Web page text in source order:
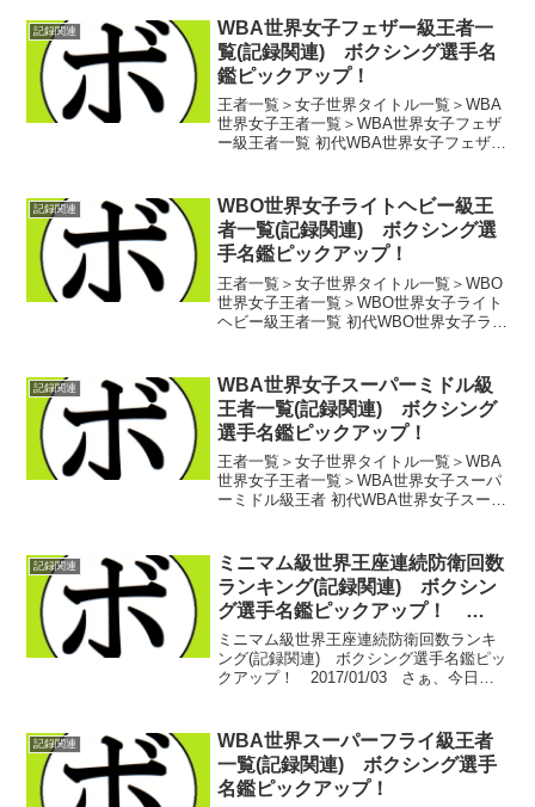
記録関連
WBA世界女子フェザー級王者一
覧(記録関連) ボクシング選手名
鑑ピックアップ！
王者一覧＞女子世界タイトル一覧＞WBA
世界女子王者一覧＞WBA世界女子フェザ
ー級王者一覧 初代WBA世界女子フェザー
(韓)第3代WBA世界女子フェザー級王者
チェ...
記録関連
WBO世界女子ライトヘビー級王
者一覧(記録関連) ボクシング選
手名鑑ピックアップ！
王者一覧＞女子世界タイトル一覧＞WBO
世界女子王者一覧＞WBO世界女子ライト
ヘビー級王者一覧 初代WBO世界女子ライ
イトヘビー級世界王者 クラレッサ・シ
ールズ(米...
記録関連
WBA世界女子スーパーミドル級
王者一覧(記録関連) ボクシング
選手名鑑ピックアップ！
王者一覧＞女子世界タイトル一覧＞WBA
世界女子王者一覧＞WBA世界女子スーパ
ーミドル級王者 初代WBA世界女子スーパ
ミドル級王者 アリシア・ナポレオン(米)
第3代...
記録関連
ミニマム級世界王座連続防衛回数
ランキング(記録関連) ボクシン
グ選手名鑑ピックアップ！
2017/01/03
ミニマム級世界王座連続防衛回数ランキ
ング(記録関連) ボクシング選手名鑑ピッ
クアップ！ 2017/01/03 さぁ、今日か
通算防衛数などは考慮に含まれない単純
なラン...
記録関連
WBA世界スーパーフライ級王者
一覧(記録関連) ボクシング選手
名鑑ピックアップ！